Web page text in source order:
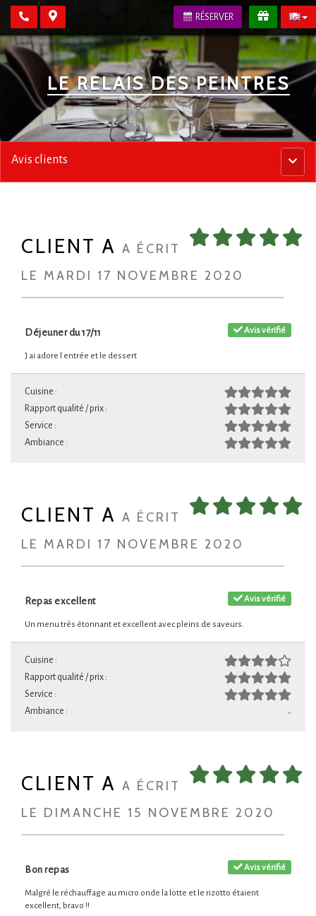
RÉSERVER
LE RELAIS DES PEINTRES
Menu
Avis clients
CLIENT A A ÉCRIT
LE MARDI 17 NOVEMBRE 2020
Avis vérifié
Déjeuner du 17/11
J ai adore l entrée et le dessert
Cuisine :
Rapport qualité / prix :
Service :
Ambiance :
CLIENT A A ÉCRIT
LE MARDI 17 NOVEMBRE 2020
Avis vérifié
Repas excellent
Un menu très étonnant et excellent avec pleins de saveurs.
Cuisine :
Rapport qualité / prix :
Service :
-
Ambiance :
CLIENT A A ÉCRIT
LE DIMANCHE 15 NOVEMBRE 2020
Avis vérifié
Bon repas
Malgré le réchauffage au micro onde la lotte et le rizotto étaient
excellent, bravo !!